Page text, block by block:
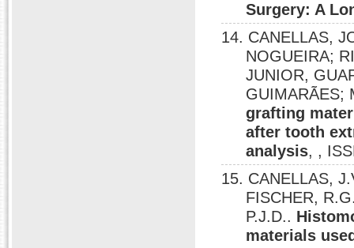
Surgery: A
14. CANELLAS,
NOGUEIRA;
JUNIOR,
GUIMARÃES;
grafting
after tooth
analysis, ,
15. CANELLAS,
FISCHER,
P.J.D..
materials